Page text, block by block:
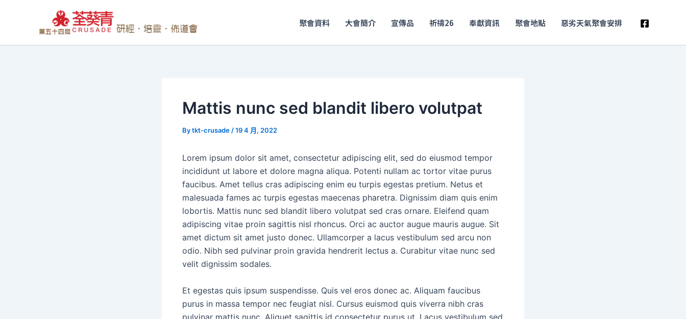
聚會資料 大會簡介 宣傳品 祈禱26 奉獻資訊 聚會地點 惡劣天氣聚會安排
Mattis nunc sed blandit libero volutpat
Bytkt-crusade /19 4 月, 2022
Lorem ipsum dolor sit amet, consectetur adipiscing elit, sed do eiusmod tempor
incididunt ut labore et dolore magna aliqua. Potenti nullam ac tortor vitae purus
faucibus. Amet tellus cras adipiscing enim eu turpis egestas pretium. Netus et
malesuada fames ac turpis egestas maecenas pharetra. Dignissim diam quis enim
lobortis. Mattis nunc sed blandit libero volutpat sed cras ornare. Eleifend quam
adipiscing vitae proin sagittis nisl rhoncus. Orci ac auctor augue mauris augue. Sit
amet dictum sit amet justo donec. Ullamcorper a lacus vestibulum sed arcu non
odio. Nibh sed pulvinar proin gravida hendrerit lectus a. Curabitur vitae nunc sed
velit dignissim sodales.
Et egestas quis ipsum suspendisse. Quis vel eros donec ac. Aliquam faucibus
purus in massa tempor nec feugiat nisl. Cursus euismod quis viverra nibh cras
pulvinar mattis nunc. Aliquet sagittis id consectetur purus ut. Lacus vestibulum sed